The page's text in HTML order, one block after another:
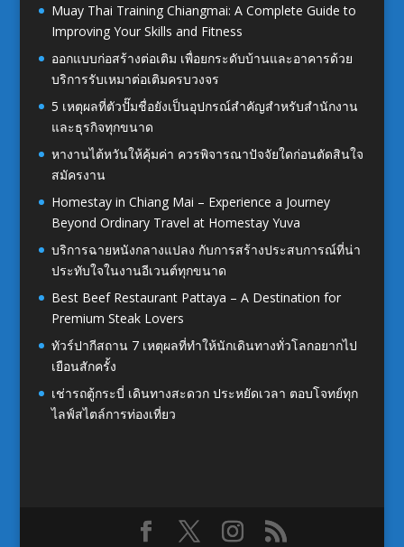
Muay Thai Training Chiangmai: A Complete Guide to
Improving Your Skills and Fitness
ออกแบบก่อสร้างต่อเติม เพื่อยกระดับบ้านและอาคารด้วย
บริการรับเหมาต่อเติมครบวงจร
5 เหตุผลที่ตัวปั๊มชื่อยังเป็นอุปกรณ์สำคัญสำหรับสำนักงาน
และธุรกิจทุกขนาด
หางานไต้หวันให้คุ้มค่า ควรพิจารณาปัจจัยใดก่อนตัดสินใจ
สมัครงาน
Homestay in Chiang Mai – Experience a Journey
Beyond Ordinary Travel at Homestay Yuva
บริการฉายหนังกลางแปลง กับการสร้างประสบการณ์ที่น่า
ประทับใจในงานอีเวนต์ทุกขนาด
Best Beef Restaurant Pattaya – A Destination for
Premium Steak Lovers
ทัวร์ปากีสถาน 7 เหตุผลที่ทำให้นักเดินทางทั่วโลกอยากไป
เยือนสักครั้ง
เช่ารถตู้กระบี่ เดินทางสะดวก ประหยัดเวลา ตอบโจทย์ทุก
ไลฟ์สไตล์การท่องเที่ยว